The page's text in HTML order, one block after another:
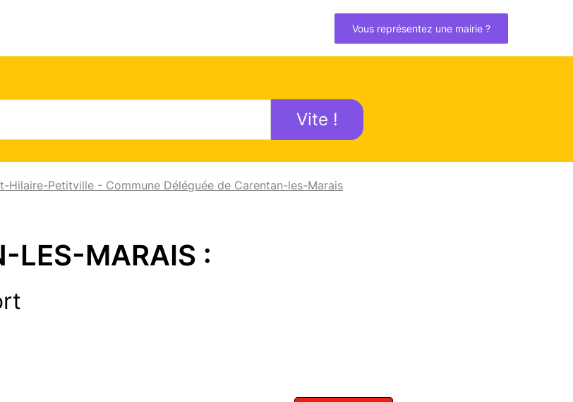
Vous représentez une mairie ?
Vite !
Hilaire-Petitville - Commune Déléguée de Carentan-les-Marais
LES-MARAIS :